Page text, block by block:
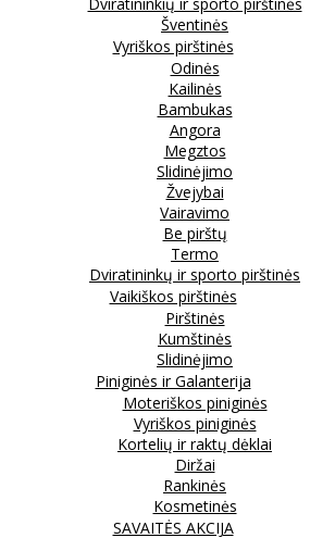
Šventinės
Vyriškos pirštinės
Odinės
Kailinės
Bambukas
Angora
Megztos
Slidinėjimo
Žvejybai
Vairavimo
Be pirštų
Termo
Dviratininkų ir sporto pirštinės
Vaikiškos pirštinės
Pirštinės
Kumštinės
Slidinėjimo
Piniginės ir Galanterija
Moteriškos piniginės
Vyriškos piniginės
Kortelių ir raktų dėklai
Diržai
Rankinės
Kosmetinės
SAVAITĖS AKCIJA